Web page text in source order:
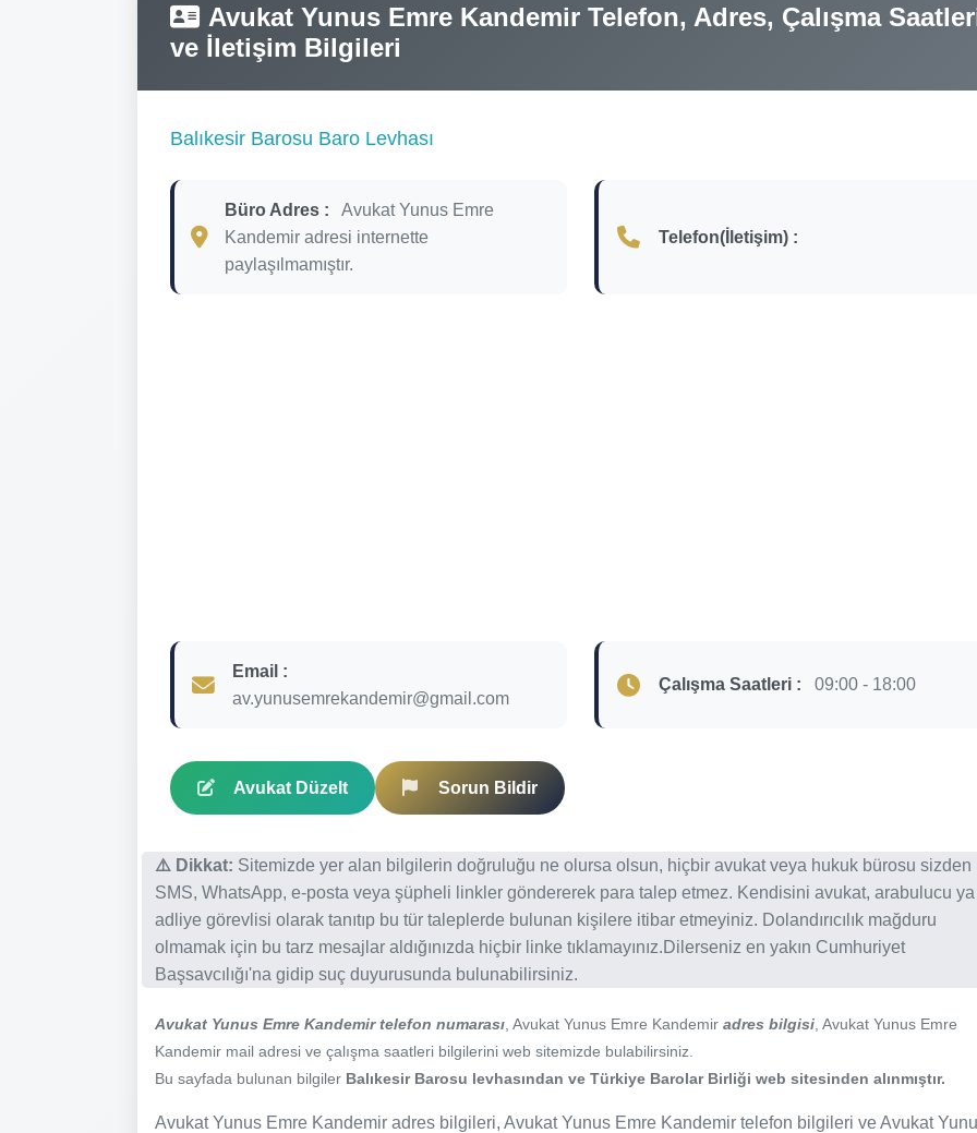
Avukat Yunus Emre Kandemir Telefon, Adres, Çalışma
ve İletişim Bilgileri
Balıkesir Barosu Baro Levhası
Büro Adres :
Avukat Yunus Emre
Kandemir adresi internette
paylaşılmamıştır.
Telefon(İletişim) :
Email :
av.yunusemrekandemir@gmail.com
Çalışma Saatleri : 09:00 - 18:00
Avukat Düzelt Sorun Bildir
⚠️ Dikkat: Sitemizde yer alan bilgilerin doğruluğu ne olursa olsun, hiçbir avukat veya hukuk bürosu sizden
SMS, WhatsApp, e-posta veya şüpheli linkler göndererek para talep etmez. Kendisini avukat, arabulucu
adliye görevlisi olarak tanıtıp bu tür taleplerde bulunan kişilere itibar etmeyiniz. Dolandırıcılık mağduru
olmamak için bu tarz mesajlar aldığınızda hiçbir linke tıklamayınız.Dilerseniz en yakın Cumhuriyet
Başsavcılığı'na gidip suç duyurusunda bulunabilirsiniz.
Avukat Yunus Emre Kandemir telefon numarası , Avukat Yunus Emre Kandemir adres bilgisi , Avukat Yunus Emre
Kandemir mail adresi ve çalışma saatleri bilgilerini web sitemizde bulabilirsiniz.
Bu sayfada bulunan bilgiler Balıkesir Barosu levhasından ve Türkiye Barolar Birliği web sitesinden alınmıştır.
Avukat Yunus Emre Kandemir adres bilgileri, Avukat Yunus Emre Kandemir telefon bilgileri ve Avukat